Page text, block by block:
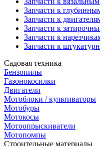
Запчасти к
Запчасти к
Запчасти к
Запчасти к
Запчасти к
Садовая техника
Бензопилы
Газонокосилки
Двигатели
Мотоблоки / культиваторы
Мотобуры
Мотокосы
Мотоопрыскиватели
Мотопомпы
Строительные материалы